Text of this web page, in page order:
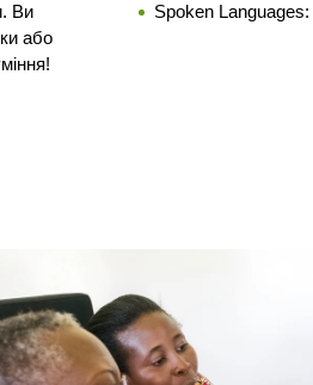
Ви
або
Spoken